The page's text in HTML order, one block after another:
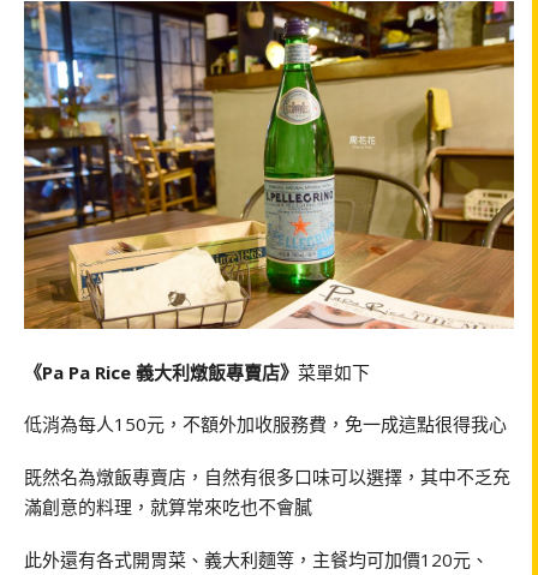
《Pa Pa Rice 義大利燉飯專賣店》 菜單如下
低消為每人150元，不額外加收服務費，免一成這點很得我心
既然名為燉飯專賣店，自然有很多口味可以選擇，其中不乏充
滿創意的料理，就算常來吃也不會膩
此外還有各式開胃菜、義大利麵等，主餐均可加價120元、